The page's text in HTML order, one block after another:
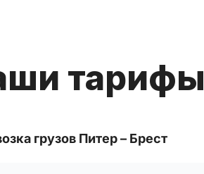
тарифы
грузов Питер – Брест